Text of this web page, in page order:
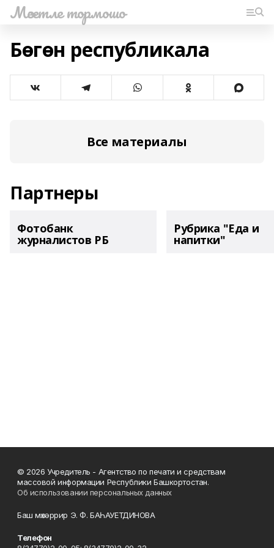
Мәсетле тормошо
Бөгөн республикала
Все материалы
Партнеры
Фотобанк
журналистов РБ
Рубрика "Еда и
напитки"
© 2026 Учредитель - Агентство по печати и средствам
массовой информации Республики Башкортостан.
Об использовании персональных данных
Баш мөхәррир Э. Ф. БАҺАУЕТДИНОВА
Телефон